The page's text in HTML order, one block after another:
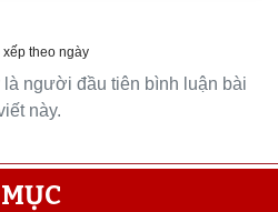
xếp theo ngày
người đầu tiên bình luận bài
này.